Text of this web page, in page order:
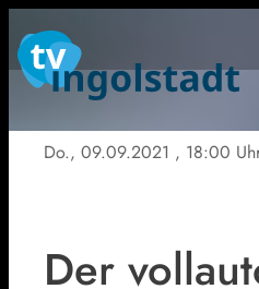
Do., 09.09.2021 , 18:00
Der